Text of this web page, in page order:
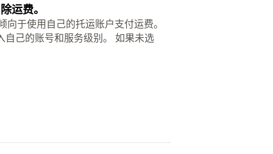
运费。
于使用自己的托运账户支付运费。
自己的账号和服务级别。 如果未选